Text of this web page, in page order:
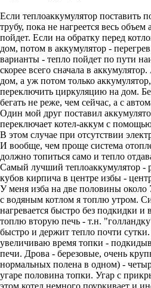
Если теплоаккумулятор поставить
трубу, пока не нагреется весь
пойдет. Если на обратку перед
дом, потом в аккумулятор -
варианты - тепло пойдет по пути
скорее всего сначала в
дом, а уж потом только
переключить циркуляцию на дом.
бегать не реже, чем сейчас, а с
Один мой друг поставил
переключает котел-аккум с
В этом случае при отсутствии
И вообще, чем проще система
должно топиться само и тепло
Самый лучший теплоаккумулятор -
кубов кирпича в центре избы -
У меня изба на две половины
с водяным котлом я топлю утром.
нагревается быстро без подкидки и
топлю вторую печь - т.н.
быстро и держит тепло почти
увеличиваю время топки -
печи. Дрова - березовые, очень
нормальных полена в одном) -
угаре половина топки. Угар с
этом котел немного поуркивает и